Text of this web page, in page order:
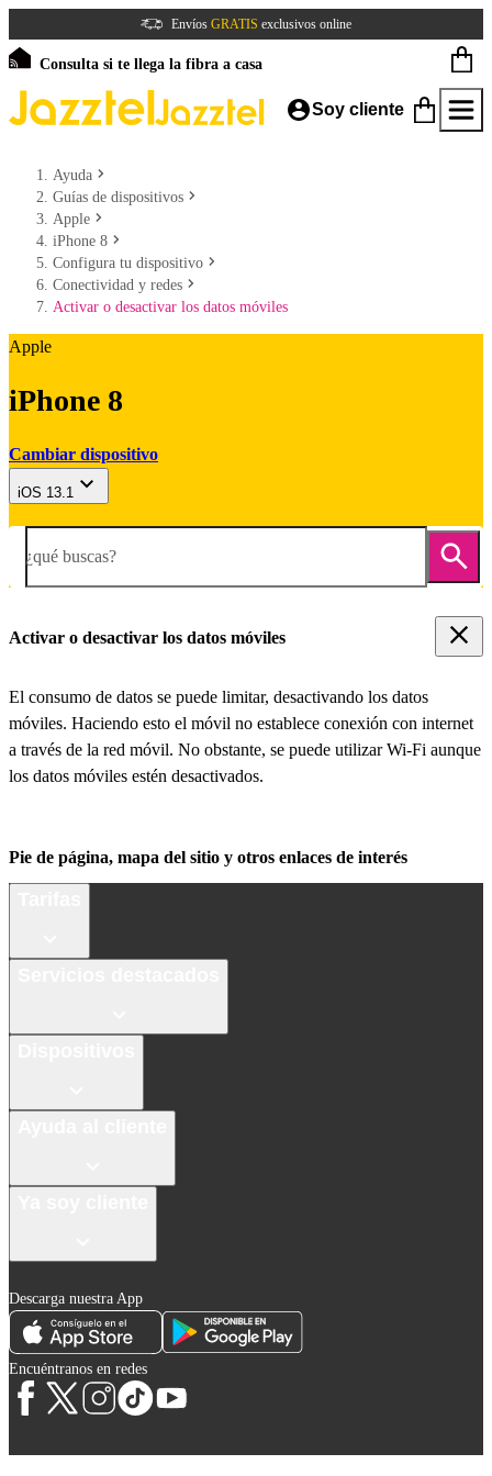
Envíos GRATIS exclusivos online
Consulta si te llega la fibra a casa
Soy cliente
Ayuda
Guías de dispositivos
Apple
iPhone 8
Configura tu dispositivo
Conectividad y redes
Activar o desactivar los datos móviles
Apple
iPhone 8
Cambiar dispositivo
iOS 13.1
¿qué buscas?
Activar o desactivar los datos móviles
El consumo de datos se puede limitar, desactivando los datos
móviles. Haciendo esto el móvil no establece conexión con internet
a través de la red móvil. No obstante, se puede utilizar Wi-Fi aunque
los datos móviles estén desactivados.
Pie de página, mapa del sitio y otros enlaces de interés
Descarga nuestra App
Encuéntranos en redes